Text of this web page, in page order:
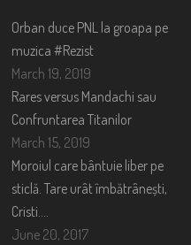
Orban duce PNL la groapa pe
muzica #Rezist
March 19, 2019
Rares versus Mandachi sau
Confruntarea Titanilor
March 15, 2019
Moroiul care bântuie liber pe
sticlă. Tare urât îmbătrânești,
Cristi….
June 20, 2017